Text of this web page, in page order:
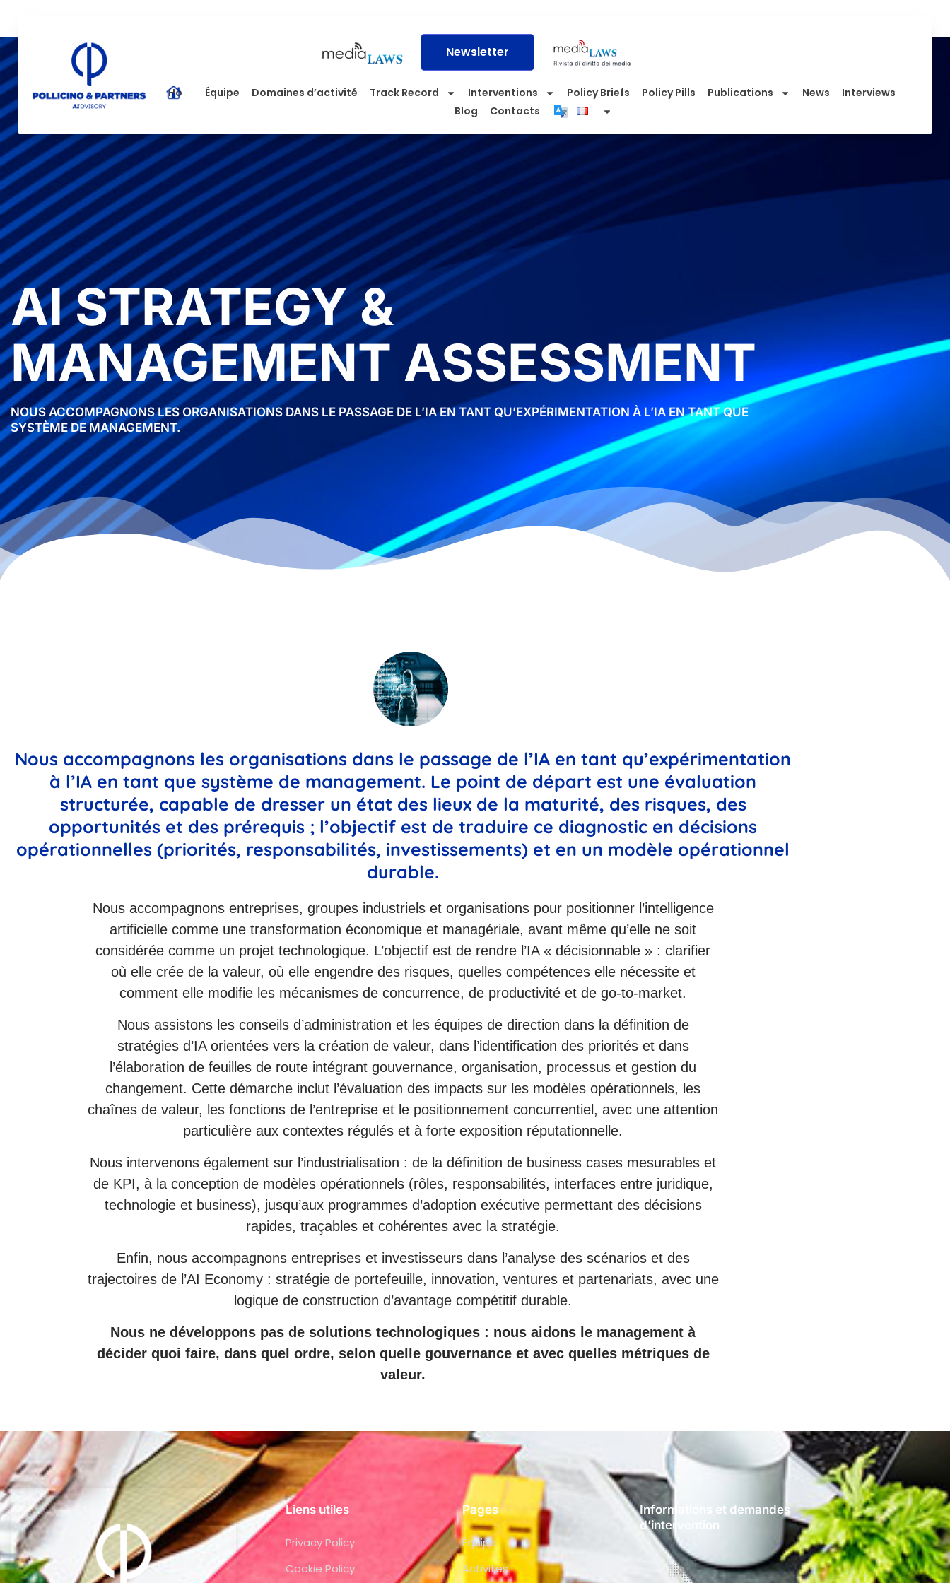
Newsletter
Home Équipe Domaines d’activité Track Record Interventions Policy Briefs Policy Pills Publications News
Interviews
Blog
Contacts
AI STRATEGY &
MANAGEMENT ASSESSMENT
NOUS ACCOMPAGNONS LES ORGANISATIONS DANS LE PASSAGE DE L’IA EN TANT QU’EXPÉRIMENTATION À L’IA EN TANT QUE
SYSTÈME DE MANAGEMENT.
Nous accompagnons les organisations dans le passage de l’IA en tant qu’expérimentation
à l’IA en tant que système de management. Le point de départ est une évaluation
structurée, capable de dresser un état des lieux de la maturité, des risques, des
opportunités et des prérequis ; l’objectif est de traduire ce diagnostic en décisions
opérationnelles (priorités, responsabilités, investissements) et en un modèle opérationnel
durable.
Nous accompagnons entreprises, groupes industriels et organisations pour positionner l’intelligence
artificielle comme une transformation économique et managériale, avant même qu’elle ne soit
considérée comme un projet technologique. L’objectif est de rendre l’IA « décisionnable » : clarifier
où elle crée de la valeur, où elle engendre des risques, quelles compétences elle nécessite et
comment elle modifie les mécanismes de concurrence, de productivité et de go-to-market.
Nous assistons les conseils d’administration et les équipes de direction dans la définition de
stratégies d’IA orientées vers la création de valeur, dans l’identification des priorités et dans
l’élaboration de feuilles de route intégrant gouvernance, organisation, processus et gestion du
changement. Cette démarche inclut l’évaluation des impacts sur les modèles opérationnels, les
chaînes de valeur, les fonctions de l’entreprise et le positionnement concurrentiel, avec une attention
particulière aux contextes régulés et à forte exposition réputationnelle.
Nous intervenons également sur l’industrialisation : de la définition de business cases mesurables et
de KPI, à la conception de modèles opérationnels (rôles, responsabilités, interfaces entre juridique,
technologie et business), jusqu’aux programmes d’adoption exécutive permettant des décisions
rapides, traçables et cohérentes avec la stratégie.
Enfin, nous accompagnons entreprises et investisseurs dans l’analyse des scénarios et des
trajectoires de l’AI Economy : stratégie de portefeuille, innovation, ventures et partenariats, avec une
logique de construction d’avantage compétitif durable.
Nous ne développons pas de solutions technologiques : nous aidons le management à
décider quoi faire, dans quel ordre, selon quelle gouvernance et avec quelles métriques de
valeur.
Liens utiles
Privacy Policy
Cookie Policy
Pages
Équipe
Activités
Informations et demandes
d’intervention